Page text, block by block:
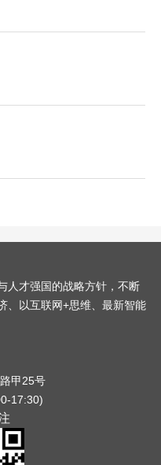
人才强国的战略方针，不断
、以互联网+思维、最新智能
甲25号
17:30)